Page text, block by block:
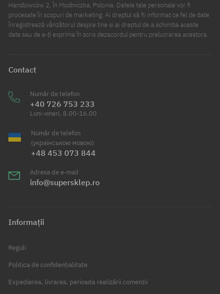
Handlowców 2, în Modlniczka, Polonia. Datele tale personale vor fi
procesate în scopuri de marketing. Ai dreptul să fii informat ce fel de date
înregistrează vânzătorul despre tine și ai dreptul de a schimba aceste
date sau de a-ți exprima în scris dezacordul pentru prelucrarea acestora.
Contact
Număr de telefon
+40 726 753 233
Luni-vineri, 8.00-16.00
Număr de telefon
(українською мовою)
+48 453 073 844
Adresa de e-mail
info@supersklep.ro
Informații
Reguli
Politica de confidențialitate
Expedierea, livrarea, perioada realizării comenzii